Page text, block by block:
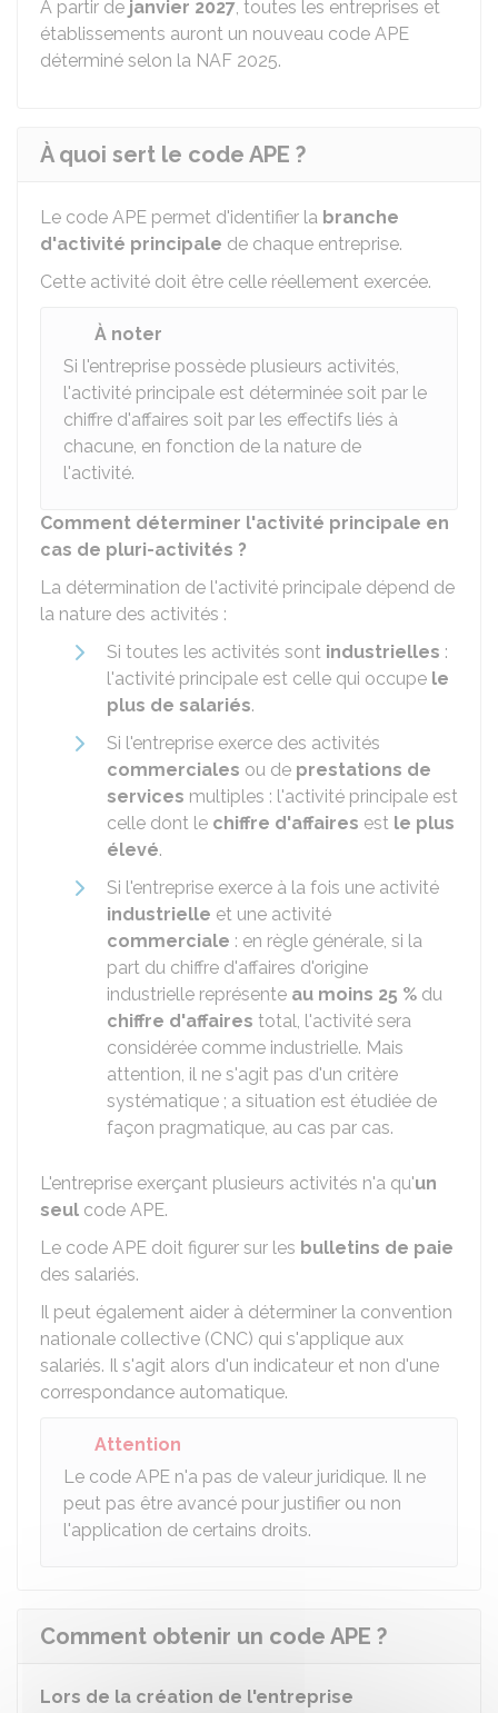
À partir de janvier 2027, toutes les entreprises et
établissements auront un nouveau code APE
déterminé selon la NAF 2025.
À quoi sert le code APE ?
Le code APE permet d'identifier la branche
d'activité principale de chaque entreprise.
Cette activité doit être celle réellement exercée.
À noter
Si l'entreprise possède plusieurs activités,
l'activité principale est déterminée soit par le
chiffre d'affaires soit par les effectifs liés à
chacune, en fonction de la nature de
l'activité.
Comment déterminer l'activité principale en
cas de pluri-activités ?
La détermination de l'activité principale dépend de
la nature des activités :
Si toutes les activités sont industrielles :
l'activité principale est celle qui occupe le
plus de salariés.
Si l'entreprise exerce des activités
commerciales ou de prestations de
services multiples : l'activité principale est
celle dont le chiffre d'affaires est le plus
élevé.
Si l'entreprise exerce à la fois une activité
industrielle et une activité
commerciale : en règle générale, si la
part du chiffre d'affaires d'origine
industrielle représente au moins 25 % du
chiffre d'affaires total, l'activité sera
considérée comme industrielle. Mais
attention, il ne s'agit pas d'un critère
systématique ; a situation est étudiée de
façon pragmatique, au cas par cas.
L'entreprise exerçant plusieurs activités n'a qu'un
seul code APE.
Le code APE doit figurer sur les bulletins de paie
des salariés.
Il peut également aider à déterminer la convention
nationale collective (CNC) qui s'applique aux
salariés. Il s'agit alors d'un indicateur et non d'une
correspondance automatique.
Attention
Le code APE n'a pas de valeur juridique. Il ne
peut pas être avancé pour justifier ou non
l'application de certains droits.
Comment obtenir un code APE ?
Lors de la création de l'entreprise